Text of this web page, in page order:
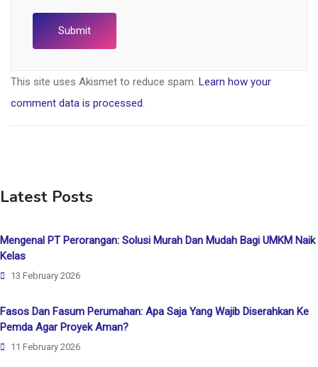
This site uses Akismet to reduce spam. Learn how your
comment data is processed.
Latest Posts
Mengenal PT Perorangan: Solusi Murah Dan Mudah Bagi UMKM Naik
Kelas
13 February 2026
Fasos Dan Fasum Perumahan: Apa Saja Yang Wajib Diserahkan Ke
Pemda Agar Proyek Aman?
11 February 2026